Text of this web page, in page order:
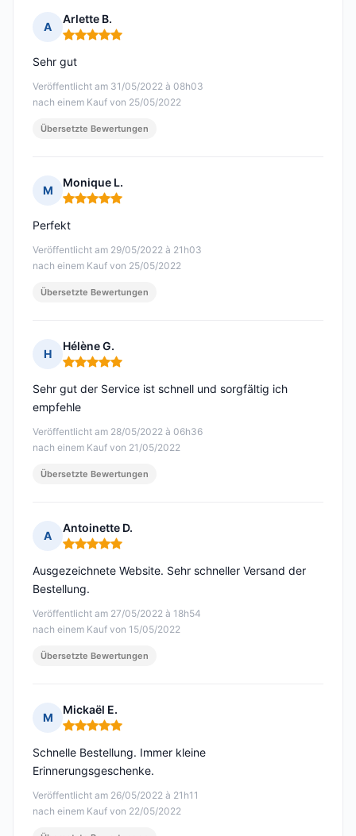
A
Arlette B.
Hinweis: 5 von 5
Veröffentlicht am 31/05/2022 à 08h03
nach einem Kauf von 25/05/2022
Sehr gut
Übersetzte Bewertungen
M
Monique L.
Hinweis: 5 von 5
Veröffentlicht am 29/05/2022 à 21h03
nach einem Kauf von 25/05/2022
Perfekt
Übersetzte Bewertungen
H
Hélène G.
Hinweis: 5 von 5
Veröffentlicht am 28/05/2022 à 06h36
nach einem Kauf von 21/05/2022
Sehr gut der Service ist schnell und sorgfältig ich
empfehle
Übersetzte Bewertungen
A
Antoinette D.
Hinweis: 5 von 5
Veröffentlicht am 27/05/2022 à 18h54
nach einem Kauf von 15/05/2022
Ausgezeichnete Website. Sehr schneller Versand der
Bestellung.
Übersetzte Bewertungen
M
Mickaël E.
Hinweis: 5 von 5
Veröffentlicht am 26/05/2022 à 21h11
nach einem Kauf von 22/05/2022
Schnelle Bestellung. Immer kleine
Erinnerungsgeschenke.